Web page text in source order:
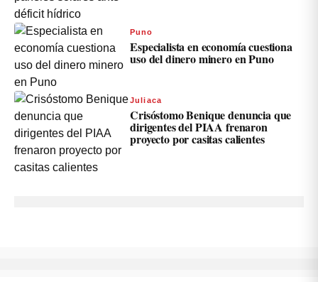
Puno
Especialista en economía cuestiona
uso del dinero minero en Puno
Juliaca
Crisóstomo Benique denuncia que
dirigentes del PIAA frenaron
proyecto por casitas calientes